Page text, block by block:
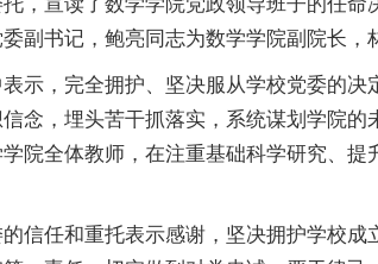
副书记，鲍亮同志为数学学院副院长，
示，完全拥护、坚决服从学校党委的
念，埋头苦干抓落实，系统谋划学院
院全体教师，在注重基础科学研究、
信任和重托表示感谢，坚决拥护学校